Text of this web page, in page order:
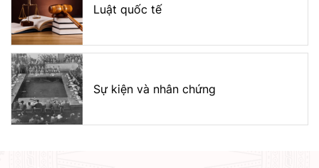
Luật quốc tế
Sự kiện và nhân chứng